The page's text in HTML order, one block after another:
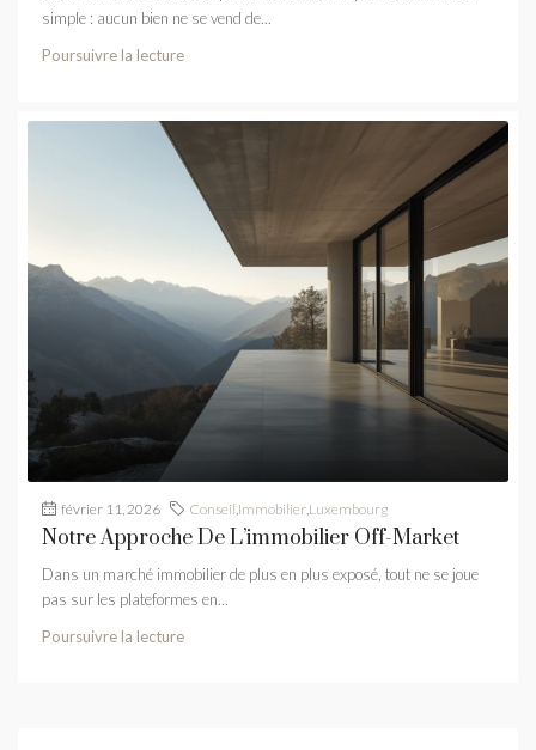
simple : aucun bien ne se vend de...
Poursuivre la lecture
février 11, 2026 Conseil Immobilier Luxembourg
Notre Approche De L’immobilier Off-Market
Dans un marché immobilier de plus en plus exposé, tout ne se joue
pas sur les plateformes en...
Poursuivre la lecture